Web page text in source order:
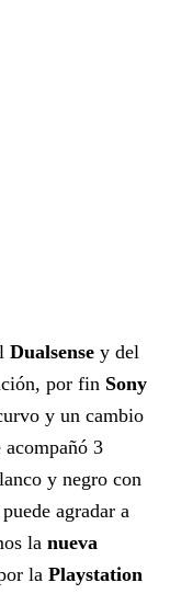
Dualsense y del
por fin Sony
y un cambio
3
y negro con
agradar a
la nueva
la Playstation